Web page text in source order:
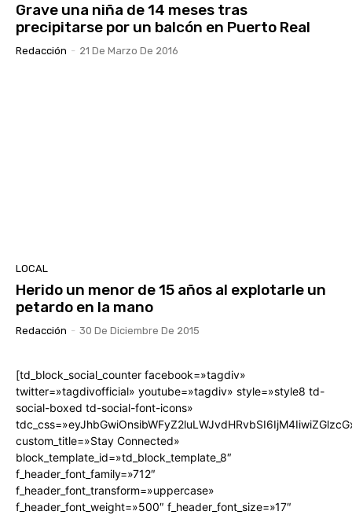
Grave una niña de 14 meses tras
precipitarse por un balcón en Puerto Real
Redacción - 21 De Marzo De 2016
LOCAL
Herido un menor de 15 años al explotarle un
petardo en la mano
Redacción - 30 De Diciembre De 2015
[td_block_social_counter facebook=»tagdiv»
twitter=»tagdivofficial» youtube=»tagdiv» style=»style8 td-
social-boxed td-social-font-icons»
custom_title=»Stay Connected»
block_template_id=»td_block_template_8″
f_header_font_family=»712″
f_header_font_transform=»uppercase»
f_header_font_weight=»500″ f_header_font_size=»17″